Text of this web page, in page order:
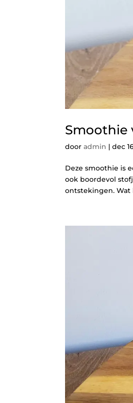
Smoothie
dooradmin |dec
Deze smoothie is
ook boordevol
ontstekingen. Wat